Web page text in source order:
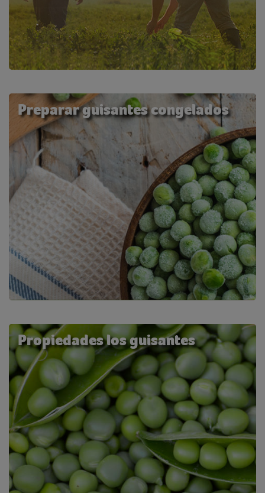
Preparar guisantes congelados
Propiedades los guisantes